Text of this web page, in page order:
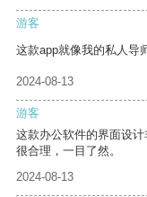
游客
这款app就像我的私人导
2024-08-13
游客
这款办公软件的界面设
很合理，一目了然。
2024-08-13